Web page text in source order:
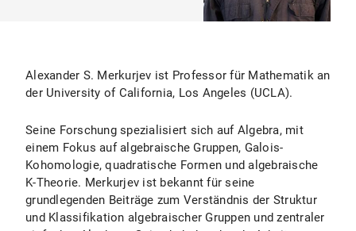
Alexander S. Merkurjev ist Professor für Mathematik an
der University of California, Los Angeles (UCLA).
Seine Forschung spezialisiert sich auf Algebra, mit
einem Fokus auf algebraische Gruppen, Galois-
Kohomologie, quadratische Formen und algebraische
K-Theorie. Merkurjev ist bekannt für seine
grundlegenden Beiträge zum Verständnis der Struktur
und Klassifikation algebraischer Gruppen und zentraler